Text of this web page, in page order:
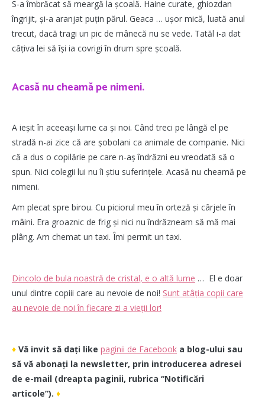
S-a îmbrăcat să meargă la școală. Haine curate, ghiozdan
îngrijit, și-a aranjat puțin părul. Geaca … ușor mică, luată anul
trecut, dacă tragi un pic de mânecă nu se vede. Tatăl i-a dat
câțiva lei să își ia covrigi în drum spre școală.
Acasă nu cheamă pe nimeni.
A ieșit în aceeași lume ca și noi. Când treci pe lângă el pe
stradă n-ai zice că are șobolani ca animale de companie. Nici
că a dus o copilărie pe care n-aș îndrăzni eu vreodată să o
spun. Nici colegii lui nu îi știu suferințele. Acasă nu cheamă pe
nimeni.
Am plecat spre birou. Cu piciorul meu în orteză și cârjele în
mâini. Era groaznic de frig și nici nu îndrăzneam să mă mai
plâng. Am chemat un taxi. Îmi permit un taxi.
Dincolo de bula noastră de cristal, e o altă lume … El e doar
unul dintre copiii care au nevoie de noi! Sunt atâția copii care
au nevoie de noi în fiecare zi a vieții lor!
♦ Vă invit să dați like paginii de Facebook a blog-ului sau
să vă abonați la newsletter, prin introducerea adresei
de e-mail (dreapta paginii, rubrica “Notificări
articole”). ♦